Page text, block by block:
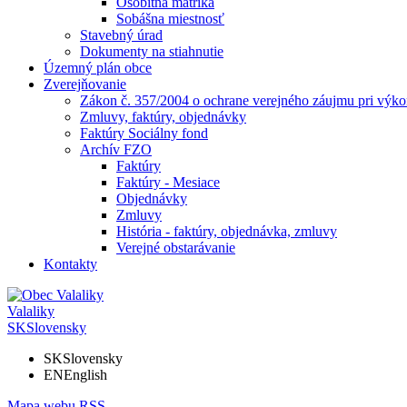
Sobášna miestnosť
Stavebný úrad
Dokumenty na stiahnutie
Územný plán obce
Zverejňovanie
Zákon č. 357/2004 o ochrane verejného záujmu pri
Zmluvy, faktúry, objednávky
Faktúry Sociálny fond
Archív FZO
Faktúry
Faktúry - Mesiace
Objednávky
Zmluvy
História - faktúry, objednávka, zmluvy
Verejné obstarávanie
Kontakty
Valaliky
SKSlovensky
SKSlovensky
ENEnglish